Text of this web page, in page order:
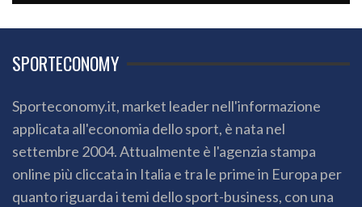
SPORTECONOMY
Sporteconomy.it, market leader nell'informazione
applicata all'economia dello sport, è nata nel
settembre 2004. Attualmente è l'agenzia stampa
online più cliccata in Italia e tra le prime in Europa per
quanto riguarda i temi dello sport-business, con una